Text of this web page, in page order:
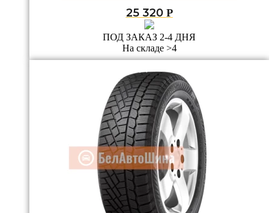
25 320 Р
ПОД ЗАКАЗ 2-4 ДНЯ
На складе >4